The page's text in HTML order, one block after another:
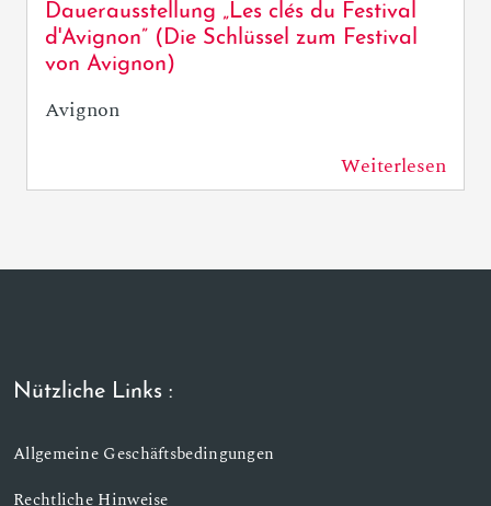
Dauerausstellung „Les clés du Festival
d'Avignon” (Die Schlüssel zum Festival
von Avignon)
Avignon
Weiterlesen
Nützliche Links :
Allgemeine Geschäftsbedingungen
Rechtliche Hinweise